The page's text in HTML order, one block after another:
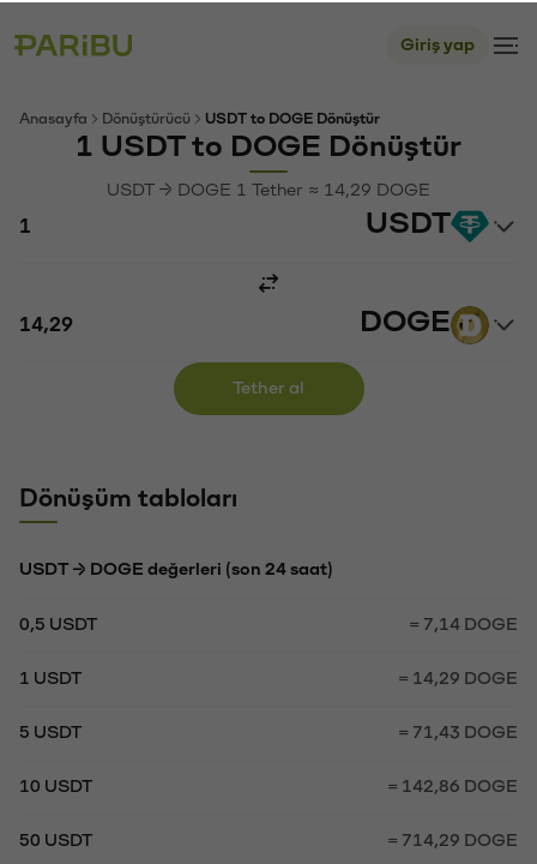
Giriş yap
Anasayfa Dönüştürücü USDT to DOGE Dönüştür
1 USDT to DOGE Dönüştür
USDT → DOGE 1 Tether ≈ 14,29 DOGE
USDT
DOGE
Tether al
Dönüşüm tabloları
USDT → DOGE değerleri (son 24 saat)
0,5 USDT = 7,14 DOGE
1 USDT = 14,29 DOGE
5 USDT = 71,43 DOGE
10 USDT = 142,86 DOGE
50 USDT = 714,29 DOGE